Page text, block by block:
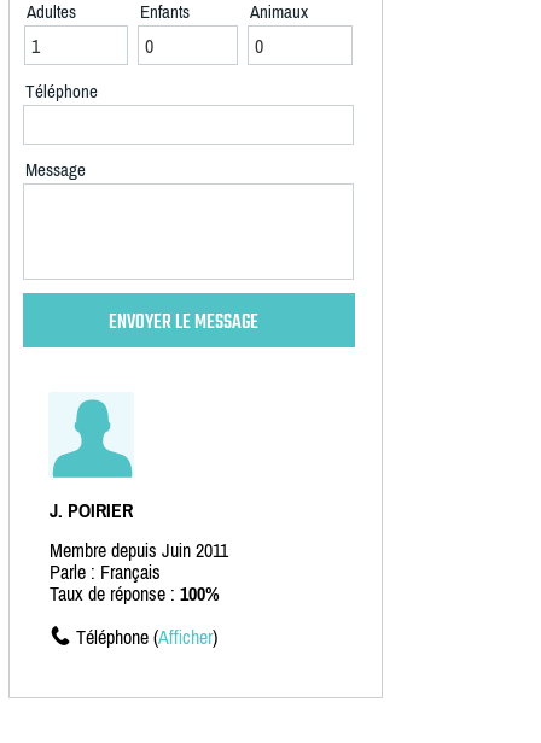
Adultes Enfants Animaux
Téléphone
Message
J. POIRIER
Membre depuis Juin 2011
Parle : Français
Taux de réponse : 100%
Téléphone (Afficher)